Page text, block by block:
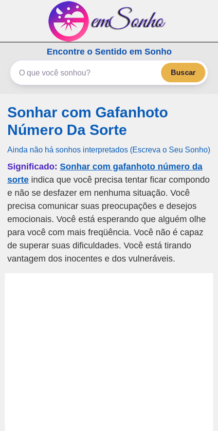
emSonho.com
Os sonhos significam mais
Encontre o Sentido em Sonho
Buscar
Sonhar com Gafanhoto
Número Da Sorte
Ainda não há sonhos interpretados (Escreva o Seu Sonho)
Significado: Sonhar com gafanhoto número da
sorte indica que você precisa tentar ficar compondo
e não se desfazer em nenhuma situação. Você
precisa comunicar suas preocupações e desejos
emocionais. Você está esperando que alguém olhe
para você com mais freqüência. Você não é capaz
de superar suas dificuldades. Você está tirando
vantagem dos inocentes e dos vulneráveis.